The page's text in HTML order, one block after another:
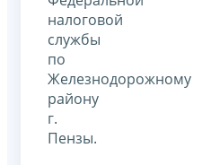
налоговой
службы
по
Железнодорожному
району
г.
Пензы.